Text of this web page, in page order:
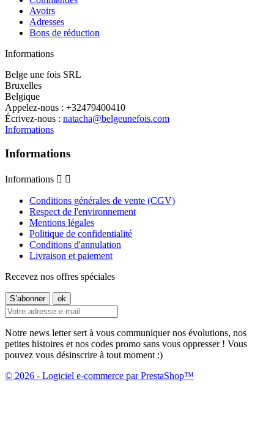
Avoirs
Adresses
Bons de réduction
Informations
Belge une fois SRL
Bruxelles
Belgique
Appelez-nous : +32479400410
Écrivez-nous : natacha@belgeunefois.com
Informations
Informations
Informations  
Conditions générales de vente (CGV)
Respect de l'environnement
Mentions légales
Politique de confidentialité
Conditions d'annulation
Livraison et paiement
Recevez nos offres spéciales
Notre news letter sert à vous communiquer nos évolutions, nos
petites histoires et nos codes promo sans vous oppresser ! Vous
pouvez vous désinscrire à tout moment :)
© 2026 - Logiciel e-commerce par PrestaShop™